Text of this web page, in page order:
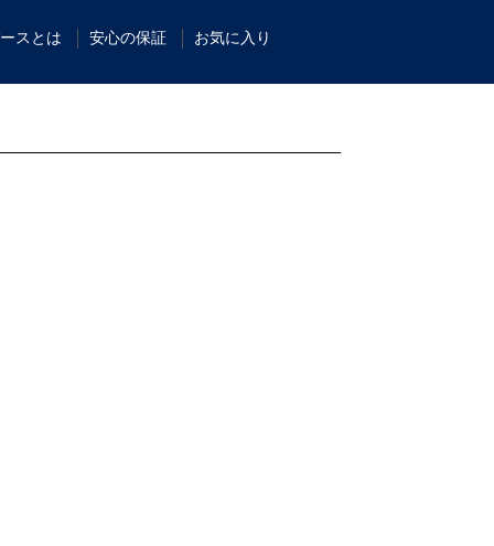
スとは 安心の保証 お気に入り